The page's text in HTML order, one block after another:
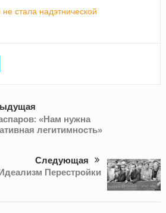
стала надэтнической
«Нам нужна
легитимность»
Следующая
Перестройки